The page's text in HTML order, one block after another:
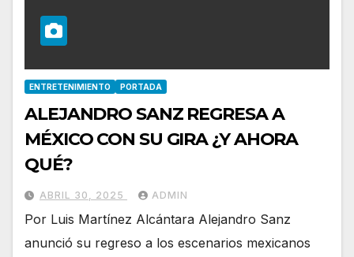
ENTRETENIMIENTO PORTADA
ALEJANDRO SANZ REGRESA A
MÉXICO CON SU GIRA ¿Y AHORA
QUÉ?
ABRIL 30, 2025 ADMIN
Por Luis Martínez Alcántara Alejandro Sanz
anunció su regreso a los escenarios mexicanos